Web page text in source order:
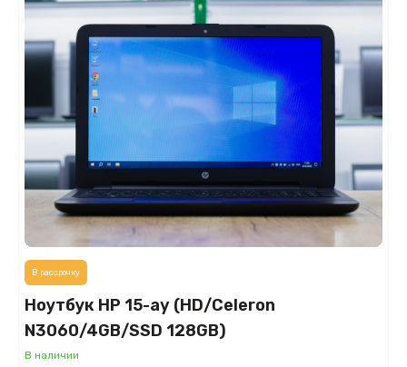
Ноутбук HP 15-ay (HD/Celeron
N3060/4GB/SSD 128GB)
В наличии
В рассрочку